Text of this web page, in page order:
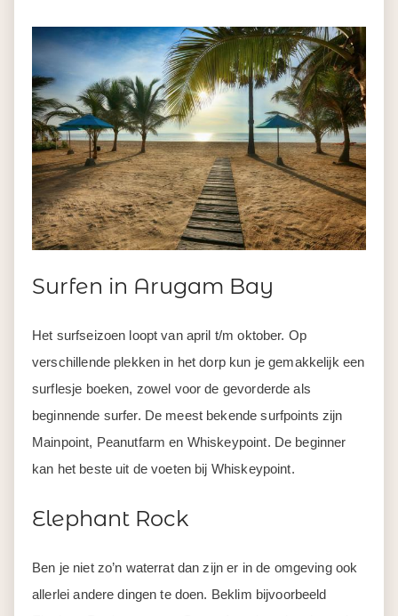
Surfen in Arugam Bay
Het surfseizoen loopt van april t/m oktober. Op
verschillende plekken in het dorp kun je gemakkelijk een
surflesje boeken, zowel voor de gevorderde als
beginnende surfer. De meest bekende surfpoints zijn
Mainpoint, Peanutfarm en Whiskeypoint. De beginner
kan het beste uit de voeten bij Whiskeypoint.
Elephant Rock
Ben je niet zo’n waterrat dan zijn er in de omgeving ook
allerlei andere dingen te doen. Beklim bijvoorbeeld